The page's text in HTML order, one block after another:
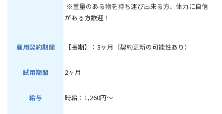
※重量のある物を持ち運び出来る方、体力に自信
がある方歓迎！
雇用契約期間 【長期】：3ヶ月（契約更新の可能性あり）
試用期間 2ヶ月
給与 時給：1,260円～